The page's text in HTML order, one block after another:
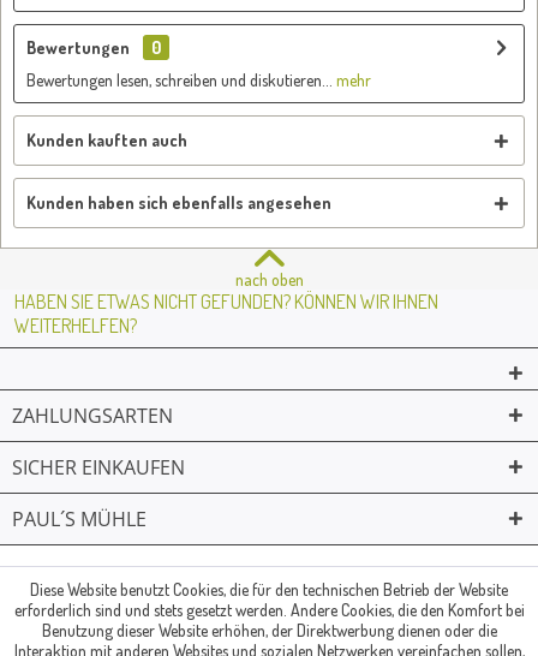
Bewertungen
0
Bewertungen lesen, schreiben und diskutieren...
mehr
Kunden kauften auch
Kunden haben sich ebenfalls angesehen
nach oben
HABEN SIE ETWAS NICHT GEFUNDEN? KÖNNEN WIR IHNEN
WEITERHELFEN?
ZAHLUNGSARTEN
SICHER EINKAUFEN
PAUL´S MÜHLE
© Paul's Mühle | Inhaber: Christof Paul e.K. | Westring 2 | 45659
Recklinghausen
Fax: 02361 -28831 | E-Mail: info@pauls-muehle.de
Diese Website benutzt Cookies, die für den technischen Betrieb der Website
erforderlich sind und stets gesetzt werden. Andere Cookies, die den Komfort bei
Benutzung dieser Website erhöhen, der Direktwerbung dienen oder die
Interaktion mit anderen Websites und sozialen Netzwerken vereinfachen sollen,